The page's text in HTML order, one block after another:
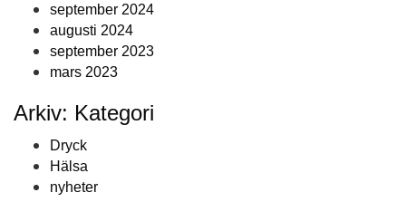
september 2024
augusti 2024
september 2023
mars 2023
Arkiv: Kategori
Dryck
Hälsa
nyheter